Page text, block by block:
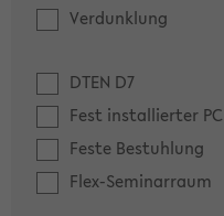
Verdunklung
DTEN D7
Fest installierter PC
Feste Bestuhlung
Flex-Seminarraum